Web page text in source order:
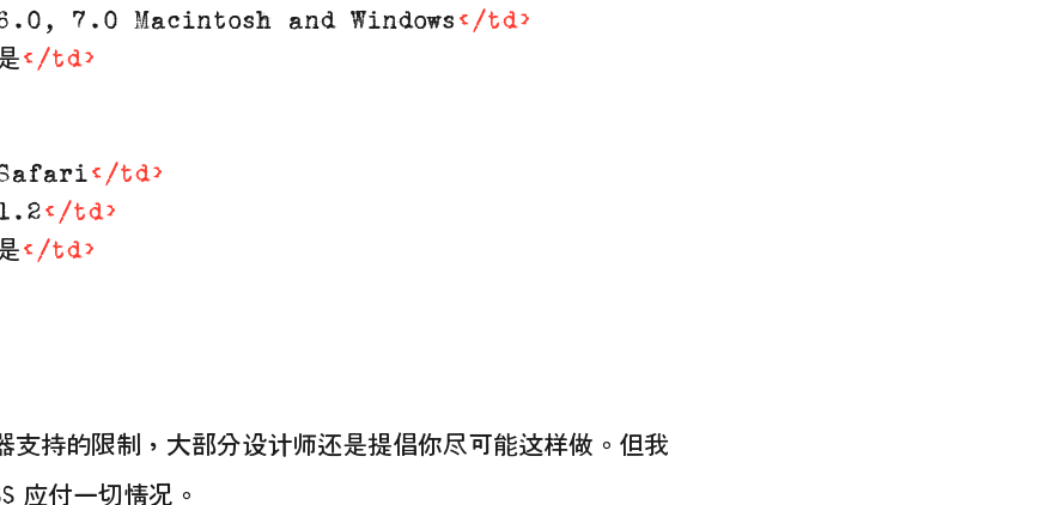
7.0 Macintosh and Windows </td>
</td>
</td>
</td>
</td>
支持的限制，大部分设计师还是提倡你尽可能这样做。但我
应付一切情况。